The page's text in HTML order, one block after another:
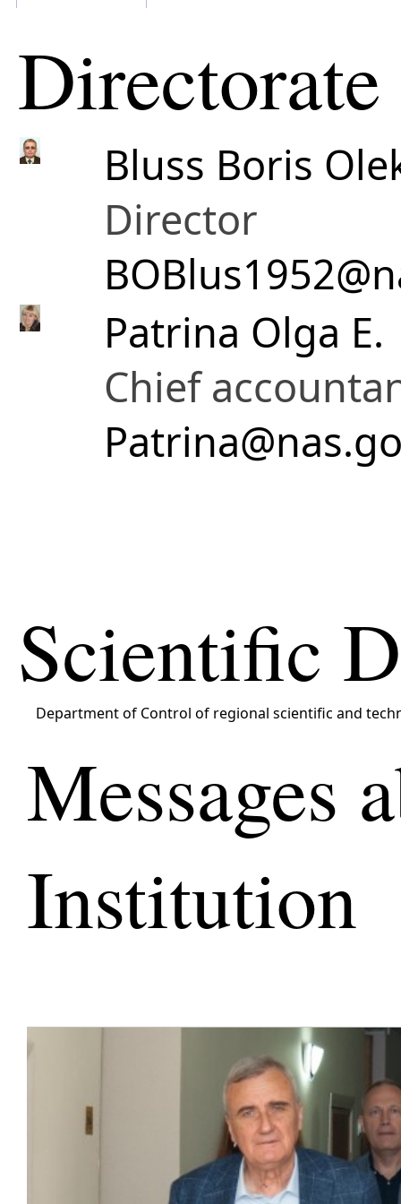
Directorate
Bluss Boris
Director
Patrina Olga E.
Chief
Scientific
Department of Control of regional scientific and
Messages
Institution